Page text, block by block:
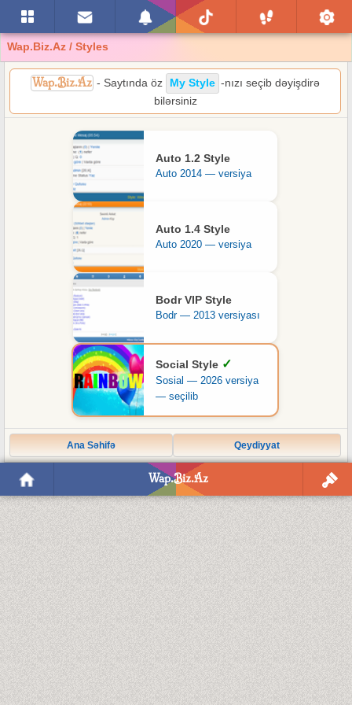
Wap.Biz.Az / Styles
Wap.Biz.Az - Saytında öz My Style -nızı seçib dəyişdirə
bilərsiniz
Auto 1.2 Style
Auto 2014 — versiya
Auto 1.4 Style
Auto 2020 — versiya
Bodr VIP Style
Bodr — 2013 versiyası
Social Style ✓
Sosial — 2026 versiya
— seçilib
Ana Səhifə Qeydiyyat
Wap.Biz.Az